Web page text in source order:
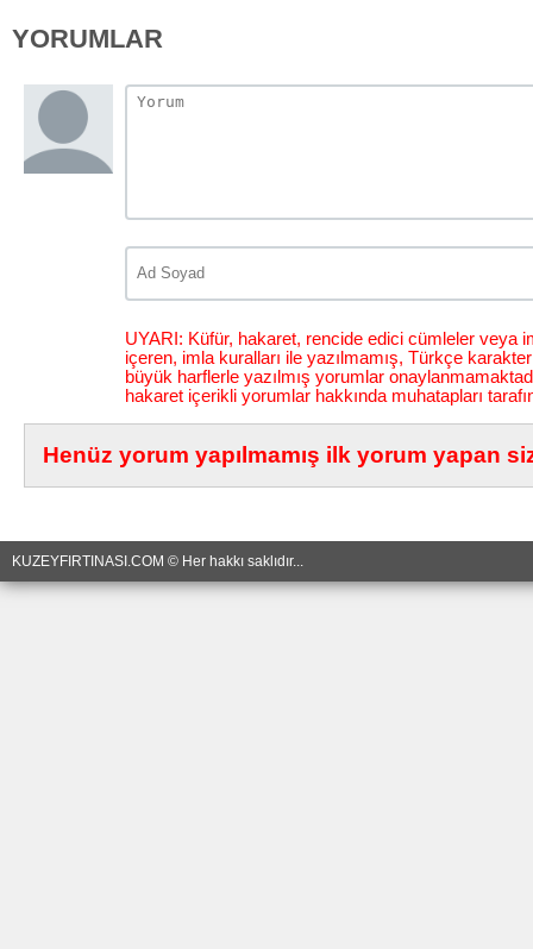
YORUMLAR
UYARI: Küfür, hakaret, rencide edici cümleler veya
içeren, imla kuralları ile yazılmamış, Türkçe
büyük harflerle yazılmış yorumlar
hakaret içerikli yorumlar hakkında muhatapları
Henüz yorum yapılmamış ilk yorum yapan
KUZEYFIRTINASI.COM © Her hakkı saklıdır...